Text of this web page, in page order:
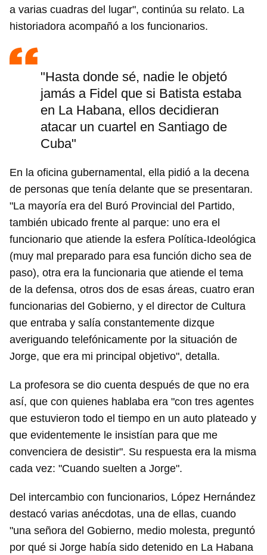
a varias cuadras del lugar", continúa su relato. La
historiadora acompañó a los funcionarios.
"Hasta donde sé, nadie le objetó
jamás a Fidel que si Batista estaba
en La Habana, ellos decidieran
atacar un cuartel en Santiago de
Cuba"
En la oficina gubernamental, ella pidió a la decena
de personas que tenía delante que se presentaran.
"La mayoría era del Buró Provincial del Partido,
también ubicado frente al parque: uno era el
funcionario que atiende la esfera Política-Ideológica
(muy mal preparado para esa función dicho sea de
paso), otra era la funcionaria que atiende el tema
de la defensa, otros dos de esas áreas, cuatro eran
funcionarias del Gobierno, y el director de Cultura
que entraba y salía constantemente dizque
averiguando telefónicamente por la situación de
Jorge, que era mi principal objetivo", detalla.
La profesora se dio cuenta después de que no era
así, que con quienes hablaba era "con tres agentes
que estuvieron todo el tiempo en un auto plateado y
que evidentemente le insistían para que me
convenciera de desistir". Su respuesta era la misma
cada vez: "Cuando suelten a Jorge".
Del intercambio con funcionarios, López Hernández
destacó varias anécdotas, una de ellas, cuando
"una señora del Gobierno, medio molesta, preguntó
por qué si Jorge había sido detenido en La Habana